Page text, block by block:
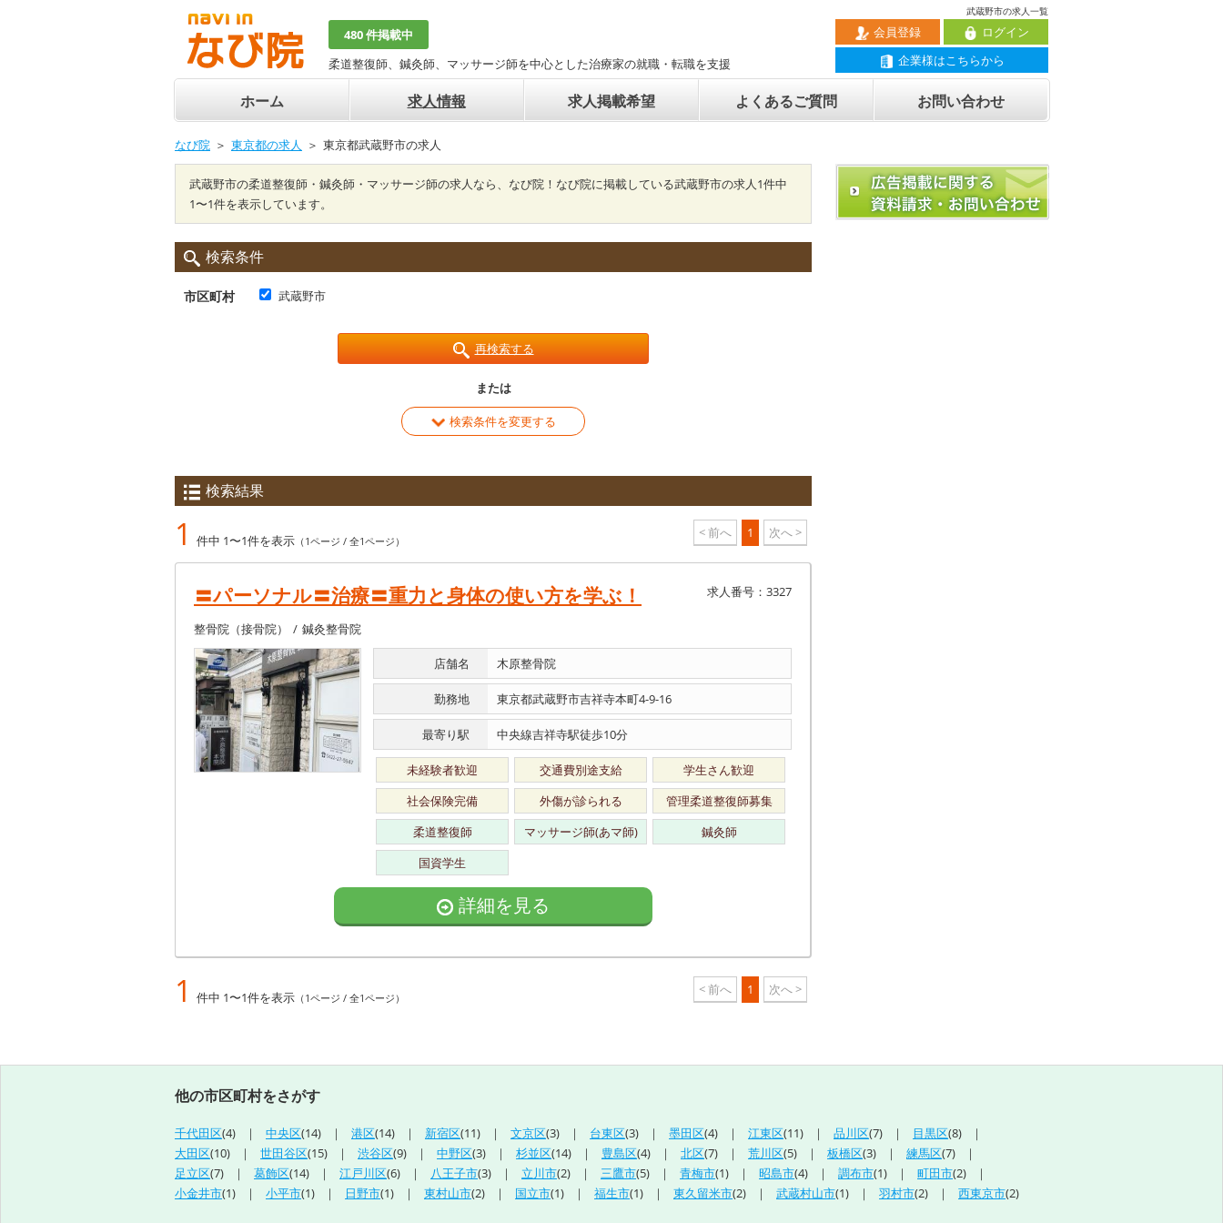
武蔵野市の求人一覧
480 件掲載中
柔道整復師、鍼灸師、マッサージ師を中心とした治療家の就職・転職を支援
ログイン
会員登録
企業様はこちらから
ホーム 求人情報 求人掲載希望 よくあるご質問 お問い合わせ
なび院 東京都の求人 東京都武蔵野市の求人
武蔵野市の柔道整復師・鍼灸師・マッサージ師の求人なら、なび院！なび院に掲載している武蔵野市の求人1件中
1〜1件を表示しています。
検索条件
市区町村 武蔵野市
再検索する
または
検索条件を変更する
検索結果
1 件中 1〜1件を表示 （1ページ / 全1ページ）
< 前へ 1 次へ >
〓パーソナル〓治療〓重力と身体の使い方を学ぶ！ 求人番号：3327
整骨院（接骨院） 鍼灸整骨院
店舗名 木原整骨院
勤務地 東京都武蔵野市吉祥寺本町4-9-16
最寄り駅 中央線吉祥寺駅徒歩10分
未経験者歓迎 交通費別途支給
学生さん歓迎
社会保険完備
外傷が診られる
管理柔道整復師募集
柔道整復師
マッサージ師(あマ師)
鍼灸師
国資学生
詳細を見る
1 件中 1〜1件を表示 （1ページ / 全1ページ）
< 前へ 1 次へ >
他の市区町村をさがす
千代田区(4) 中央区(14) 港区(14) 新宿区(11) 文京区(3) 台東区(3) 墨田区(4) 江東区(11) 品川区(7) 目黒区(8)
大田区(10) 世田谷区(15) 渋谷区(9) 中野区(3) 杉並区(14) 豊島区(4) 北区(7) 荒川区(5) 板橋区(3) 練馬区(7)
足立区(7) 葛飾区(14) 江戸川区(6) 八王子市(3) 立川市(2) 三鷹市(5) 青梅市(1) 昭島市(4) 調布市(1) 町田市(2)
小金井市(1) 小平市(1) 日野市(1) 東村山市(2) 国立市(1) 福生市(1) 東久留米市(2) 武蔵村山市(1) 羽村市(2) 西東京市(2)